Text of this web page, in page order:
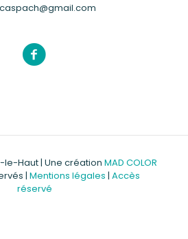
le-Haut | Une création MAD COLOR
| Mentions légales | Accès
réservé